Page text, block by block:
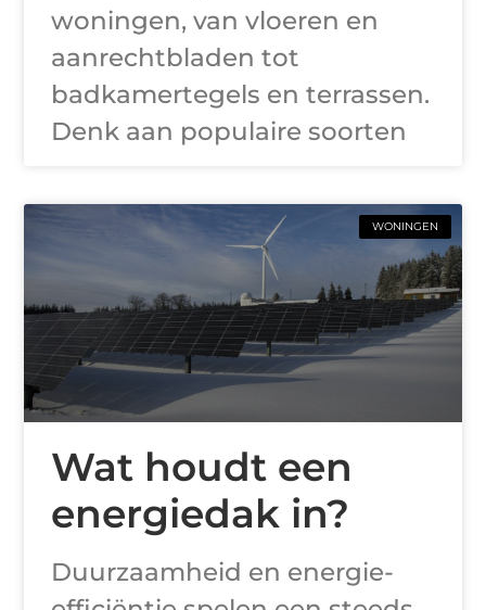
woningen, van vloeren en
aanrechtbladen tot
badkamertegels en terrassen.
Denk aan populaire soorten
WONINGEN
Wat houdt een
energiedak in?
Duurzaamheid en energie-